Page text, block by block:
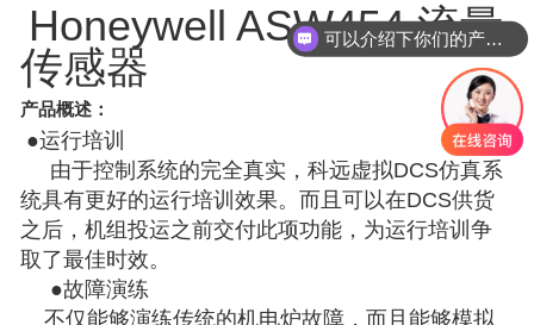
Honeywell ASW454 流量
传感器
产品概述：
●运行培训
由于控制系统的完全真实，科远虚拟DCS仿真系
统具有更好的运行培训效果。而且可以在DCS供货
之后，机组投运之前交付此项功能，为运行培训争
取了最佳时效。
●故障演练
不仅能够演练传统的机电炉故障，而且能够模拟
可以介绍下你们的产品么？